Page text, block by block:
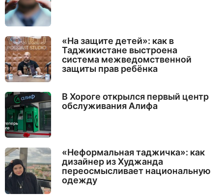
«На защите детей»: как в
Таджикистане выстроена
система межведомственной
защиты прав ребёнка
В Хороге открылся первый центр
обслуживания Алифа
«Неформальная таджичка»: как
дизайнер из Худжанда
переосмысливает национальную
одежду